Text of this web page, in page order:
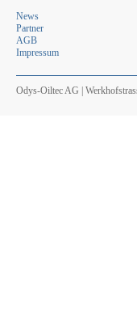
News
Partner
AGB
Impressum
Odys-Oiltec AG |